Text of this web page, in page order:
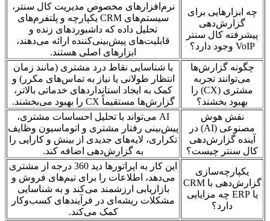
چه ابزارهایی برای
گزارش‌دهی
پیشرفته کال سنتر
VoIP وجود دارد؟
نرم‌افزارهای مخصوص مدیریت کال سنتر،
سیستم‌های CRM یکپارچه و پلتفرم‌های
تحلیل داده که داشبوردهای زنده و
قابلیت‌های پیش‌بینی‌کننده ارائه می‌دهند،
ابزارهای اصلی هستند.
چگونه گزارش‌ها
می‌توانند تجربه
مشتری (CX) را
بهبود بخشند؟
با شناسایی نقاط درد مشتری (مانند زمان
انتظار طولانی یا نیاز به تماس‌های مکرر) و
کمک به ایجاد استانداردهای خدماتی بالاتر،
گزارش‌ها مستقیماً CX را بهبود می‌بخشند.
نقش هوش
مصنوعی (AI) در
آینده گزارش‌دهی
کال سنتر چیست؟
AI می‌تواند با تحلیل احساسات مشتری،
پیش‌بینی رفتار مشتری و اتوماسیون وظایف
تکراری، لایه‌های جدیدی از بینش و کارایی را
به گزارش‌دهی اضافه کند.
یکپارچه‌سازی
گزارش‌دهی با CRM
یا ERP چه مزایایی
دارد؟
این کار به اپراتورها دید 360 درجه از مشتری
می‌دهد، اطلاعات را برای تیم‌های فروش و
بازاریابی ارزشمند می‌کند و به شناسایی
مشکلات ریشه‌ای در فرآیندهای کسب‌وکار
کمک می‌کند.